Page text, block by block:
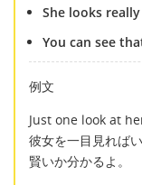
She looks
You can see
例文
Just one look at
彼女を一目見れば
賢いか分かるよ。